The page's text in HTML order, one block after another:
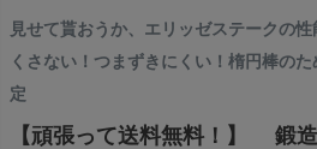
見せて貰おうか、エリッゼステークの
くさない！つまずきにくい！楕円棒の
定
【頑張って送料無料！】 鍛